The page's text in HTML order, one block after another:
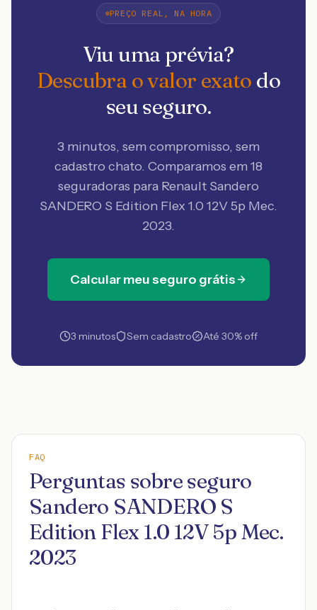
PREÇO REAL, NA HORA
Viu uma prévia?
Descubra o valor exato do
seu seguro.
3 minutos, sem compromisso, sem
cadastro chato. Comparamos em 18
seguradoras para Renault Sandero
SANDERO S Edition Flex 1.0 12V 5p Mec.
2023.
Calcular meu seguro grátis
3 minutos Sem cadastro Até 30% off
FAQ
Perguntas sobre seguro
Sandero SANDERO S
Edition Flex 1.0 12V 5p Mec.
2023